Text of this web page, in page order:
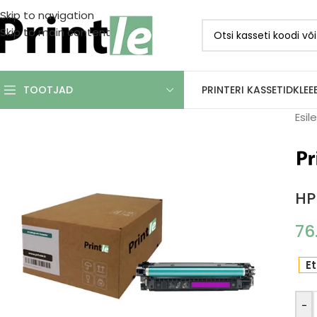
Skip to navigation
Skip to main content
TOOTJAD PRINTERI KASSETID
-